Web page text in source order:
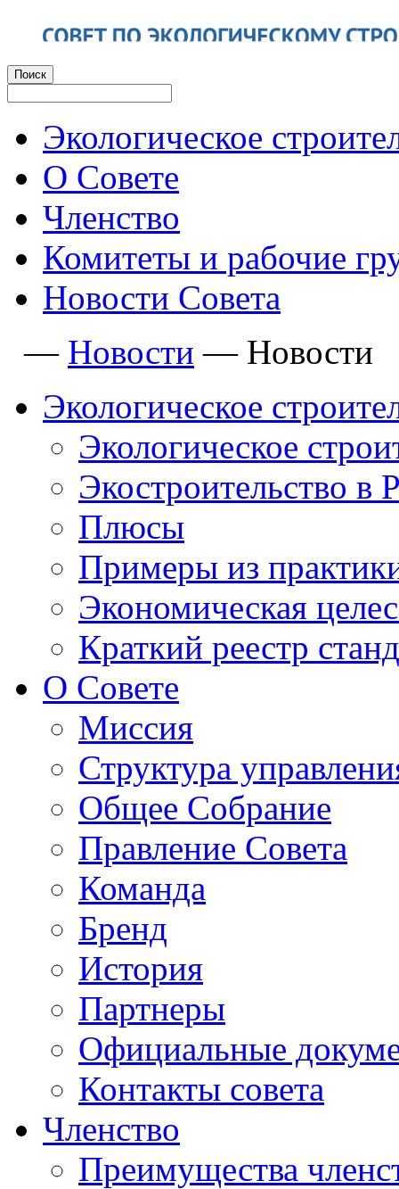
Экологическое
О Совете
Членство
Комитеты и рабочие
Новости Совета
— Новости — Новости
Экологическое
Экологическое
Экостроительство в
Плюсы
Примеры из
Экономическая
Краткий реестр
О Совете
Миссия
Структура
Общее Собрание
Правление Совета
Команда
Бренд
История
Партнеры
Официальные
Контакты совета
Членство
Преимущества